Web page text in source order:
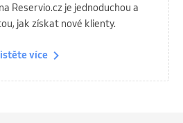
Reservio.cz je jednoduchou a
jak získat nové klienty.
více